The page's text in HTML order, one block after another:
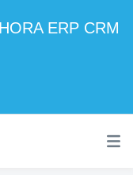
ERP CRM